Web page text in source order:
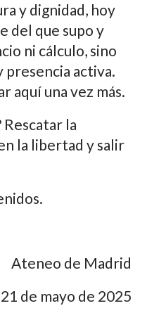
y dignidad, hoy
del que supo y
ni cálculo, sino
presencia activa.
aquí una vez más.
Rescatar la
la libertad y salir
Ateneo de Madrid
21 de mayo de 2025